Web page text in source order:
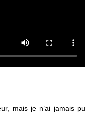
mais je n’ai jamais pu